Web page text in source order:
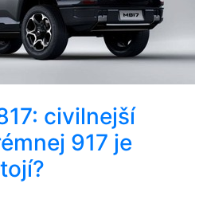
civilnejší
917 je